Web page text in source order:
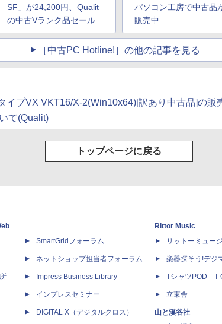
SF」が24,200円、Qualit
の中古Vランク品セール
パソコン工房で中古品
販売中
［中古PC Hotline!］の他の記事を見る
イプVX VKT16/X-2(Win10x64)[訳あり中古品]の販
て(Qualit)
トップページに戻る
SmartGridフォーラム
ネットショップ担当者フォーラム
Impress Business Library
インプレスセミナー
DIGITAL X（デジタルクロス）
Rittor Music
リットーミュー
楽器探そう!デジ
TシャツPOD T-
立東舎
山と溪谷社